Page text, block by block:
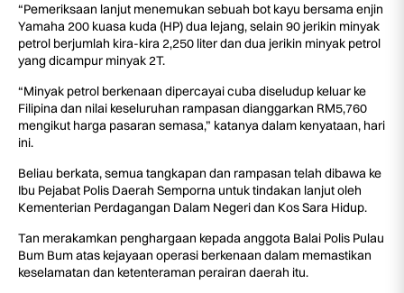
“Pemeriksaan lanjut menemukan sebuah bot kayu bersama enjin
Yamaha 200 kuasa kuda (HP) dua lejang, selain 90 jerikin minyak
petrol berjumlah kira-kira 2,250 liter dan dua jerikin minyak petrol
yang dicampur minyak 2T.
“Minyak petrol berkenaan dipercayai cuba diseludup keluar ke
Filipina dan nilai keseluruhan rampasan dianggarkan RM5,760
mengikut harga pasaran semasa,” katanya dalam kenyataan, hari
ini.
Beliau berkata, semua tangkapan dan rampasan telah dibawa ke
Ibu Pejabat Polis Daerah Semporna untuk tindakan lanjut oleh
Kementerian Perdagangan Dalam Negeri dan Kos Sara Hidup.
Tan merakamkan penghargaan kepada anggota Balai Polis Pulau
Bum Bum atas kejayaan operasi berkenaan dalam memastikan
keselamatan dan ketenteraman perairan daerah itu.